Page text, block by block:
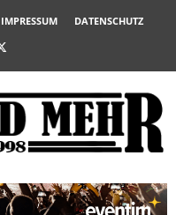
IMPRESSUM DATENSCHUTZ